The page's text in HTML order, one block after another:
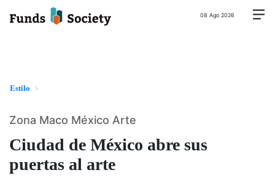
08 Ago 2026
Estilo
Ciudad de México abre sus
puertas al arte
Zona Maco México Arte